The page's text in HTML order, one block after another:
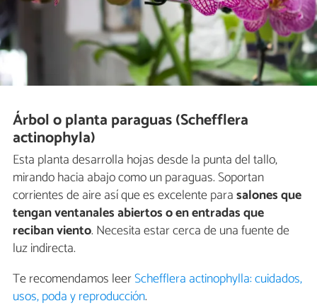
Árbol o planta paraguas (Schefflera
actinophyla)
Esta planta desarrolla hojas desde la punta del tallo,
mirando hacia abajo como un paraguas. Soportan
corrientes de aire así que es excelente parasalones que
tengan ventanales abiertos o en entradas que
reciban viento. Necesita estar cerca de una fuente de
luz indirecta.
Te recomendamos leerSchefflera actinophylla: cuidados,
usos, poda y reproducción.